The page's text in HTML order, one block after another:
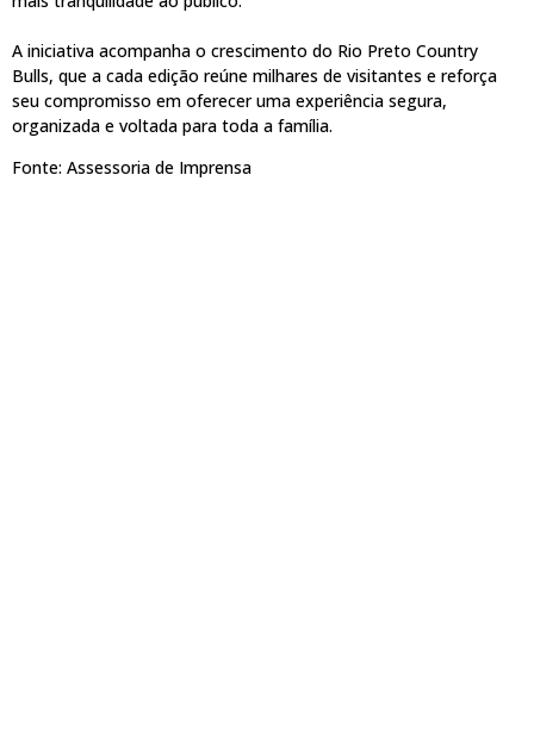
A iniciativa acompanha o crescimento do Rio Preto Country
Bulls, que a cada edição reúne milhares de visitantes e reforça
seu compromisso em oferecer uma experiência segura,
organizada e voltada para toda a família.
Fonte: Assessoria de Imprensa